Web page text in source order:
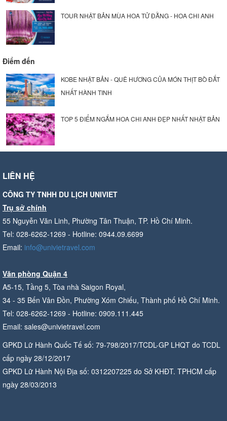
TOUR NHẬT BẢN MÙA HOA TỬ ĐẰNG - HOA CHI ANH
Điểm đến
KOBE NHẬT BẢN - QUÊ HƯƠNG CỦA MÓN THỊT BÒ ĐẮT
NHẤT HÀNH TINH
TOP 5 ĐIỂM NGẮM HOA CHI ANH ĐẸP NHẤT NHẬT BẢN
LIÊN HỆ
CÔNG TY TNHH DU LỊCH UNIVIET
Trụ sở chính
55 Nguyễn Văn Linh, Phường Tân Thuận, TP. Hồ Chí Minh.
Tel: 028-6262-1269 - Hotline: 0944.09.6699
Email: info@univietravel.com
Văn phòng Quận 4
A5-15, Tầng 5, Tòa nhà Saigon Royal,
34 - 35 Bến Vân Đồn, Phường Xóm Chiếu, Thành phố Hồ Chí Minh.
Tel: 028-6262-1269 - Hotline: 0909.111.445
Email: sales@univietravel.com
GPKD Lữ Hành Quốc Tế số: 79-798/2017/TCDL-GP LHQT do TCDL
cấp ngày 28/12/2017
GPKD Lữ Hành Nội Địa số: 0312207225 do Sở KHĐT. TPHCM cấp
ngày 28/03/2013